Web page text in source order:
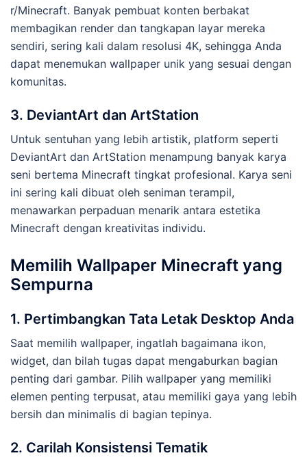
r/Minecraft. Banyak pembuat konten berbakat
membagikan render dan tangkapan layar mereka
sendiri, sering kali dalam resolusi 4K, sehingga Anda
dapat menemukan wallpaper unik yang sesuai dengan
komunitas.
3. DeviantArt dan ArtStation
Untuk sentuhan yang lebih artistik, platform seperti
DeviantArt dan ArtStation menampung banyak karya
seni bertema Minecraft tingkat profesional. Karya seni
ini sering kali dibuat oleh seniman terampil,
menawarkan perpaduan menarik antara estetika
Minecraft dengan kreativitas individu.
Memilih Wallpaper Minecraft yang
Sempurna
1. Pertimbangkan Tata Letak Desktop Anda
Saat memilih wallpaper, ingatlah bagaimana ikon,
widget, dan bilah tugas dapat mengaburkan bagian
penting dari gambar. Pilih wallpaper yang memiliki
elemen penting terpusat, atau memiliki gaya yang lebih
bersih dan minimalis di bagian tepinya.
2. Carilah Konsistensi Tematik